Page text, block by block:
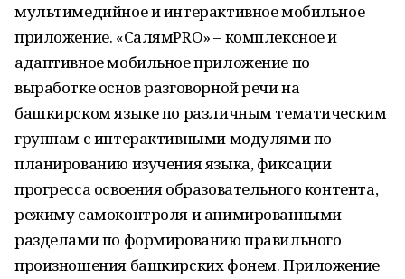
мультимедийное и интерактивное мобильное
приложение. «СалямPRO» – комплексное и
адаптивное мобильное приложение по
выработке основ разговорной речи на
башкирском языке по различным тематическим
группам с интерактивными модулями по
планированию изучения языка, фиксации
прогресса освоения образовательного контента,
режиму самоконтроля и анимированными
разделами по формированию правильного
произношения башкирских фонем. Приложение